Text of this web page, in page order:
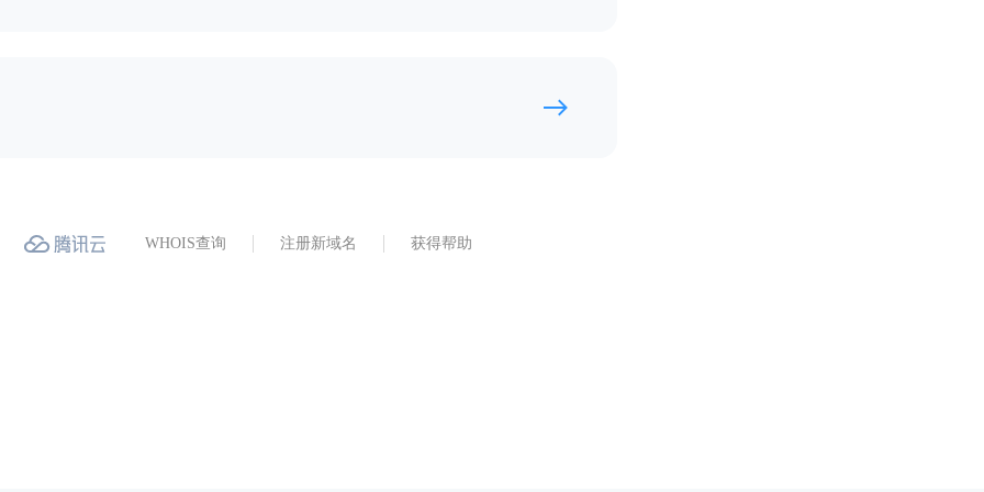
WHOIS查询 注册新域名 获得帮助